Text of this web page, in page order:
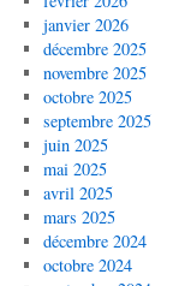
janvier 2026
décembre 2025
novembre 2025
octobre 2025
septembre 2025
juin 2025
mai 2025
avril 2025
mars 2025
décembre 2024
octobre 2024